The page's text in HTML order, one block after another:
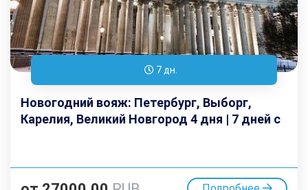
7 дн.
Новогодний вояж: Петербург, Выборг,
Карелия, Великий Новгород 4 дня | 7 дней с